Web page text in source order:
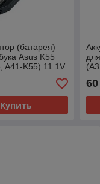
(батарея)
Asus K55
A41-K55) 11.1V
Купить
60